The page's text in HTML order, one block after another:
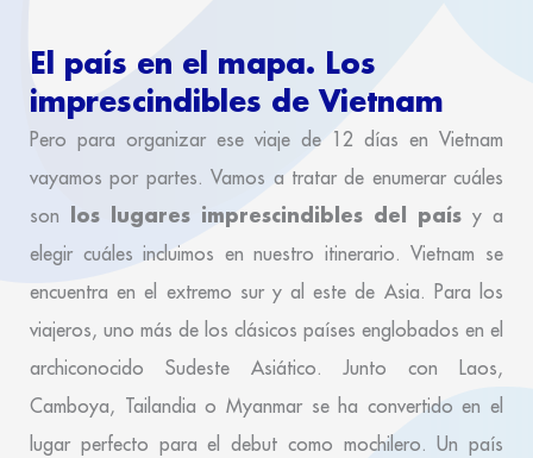
El país en el mapa. Los
imprescindibles de Vietnam
Pero para organizar ese viaje de 12 días en Vietnam
vayamos por partes. Vamos a tratar de enumerar cuáles
son
los lugares imprescindibles del país y a
elegir cuáles incluimos en nuestro itinerario. Vietnam se
encuentra en el extremo sur y al este de Asia. Para los
viajeros, uno más de los clásicos países englobados en el
archiconocido Sudeste Asiático. Junto con Laos,
Camboya, Tailandia o Myanmar se ha convertido en el
lugar perfecto para el debut como mochilero. Un país